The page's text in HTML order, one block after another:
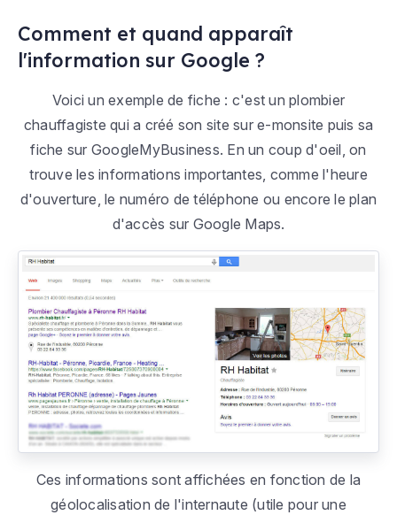
Comment et quand apparaît
l'information sur Google ?
Voici un exemple de fiche : c'est un plombier
chauffagiste qui a créé son site sur e-monsite puis sa
fiche sur GoogleMyBusiness. En un coup d'oeil, on
trouve les informations importantes, comme l'heure
d'ouverture, le numéro de téléphone ou encore le plan
d'accès sur Google Maps.
Ces informations sont affichées en fonction de la
géolocalisation de l'internaute (utile pour une